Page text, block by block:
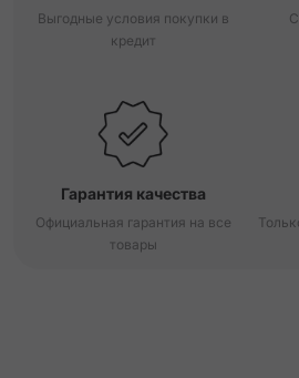
Выгодные условия покупки в
кредит
Гарантия качества
Официальная гарантия на все
товары